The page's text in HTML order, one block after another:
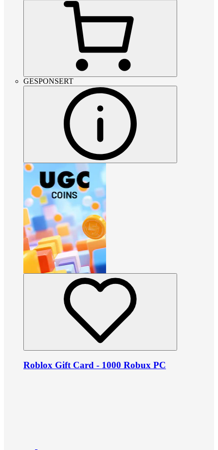
GESPONSERT
Roblox Gift Card - 1000 Robux PC